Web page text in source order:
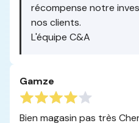
récompense notre
nos clients.
L'équipe C&A
Gamze
Bien magasin pas très